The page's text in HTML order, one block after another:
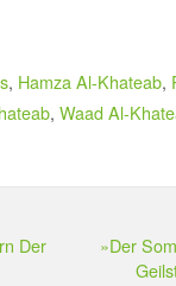
, Hamza Al-Khateab,
, Waad Al-
Der
»Der